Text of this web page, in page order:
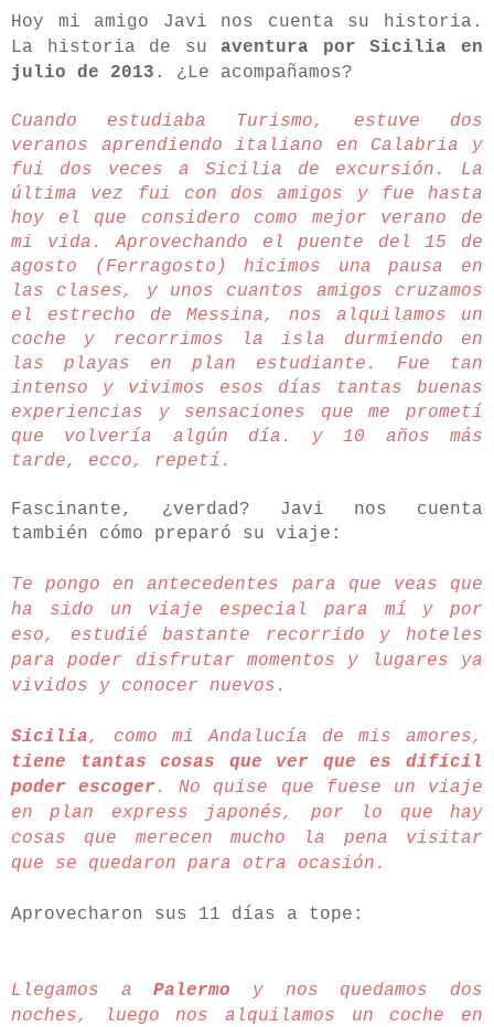
Hoy mi amigo Javi nos cuenta su historia.
La historia de su aventura por Sicilia en
julio de 2013 . ¿Le acompañamos?
Cuando estudiaba Turismo, estuve dos
veranos aprendiendo italiano en Calabria y
fui dos veces a Sicilia de excursión. La
última vez fui con dos amigos y fue hasta
hoy el que considero como mejor verano de
mi vida. Aprovechando el puente del 15 de
agosto (Ferragosto) hicimos una pausa en
las clases, y unos cuantos amigos cruzamos
el estrecho de Messina, nos alquilamos un
coche y recorrimos la isla durmiendo en
las playas en plan estudiante. Fue tan
intenso y vivimos esos días tantas buenas
experiencias y sensaciones que me prometí
que volvería algún día. y 10 años más
tarde, ecco, repetí.
Fascinante, ¿verdad? Javi nos cuenta
también cómo preparó su viaje:
Te pongo en antecedentes para que veas que
ha sido un viaje especial para mí y por
eso, estudié bastante recorrido y hoteles
para poder disfrutar momentos y lugares ya
vividos y conocer nuevos.
Sicilia, como mi Andalucía de mis amores,
tiene tantas cosas que ver que es difícil
poder escoger. No quise que fuese un viaje
en plan express japonés, por lo que hay
cosas que merecen mucho la pena visitar
que se quedaron para otra ocasión.
Aprovecharon sus 11 días a tope:
Llegamos aPalermo y nos quedamos dos
noches, luego nos alquilamos un coche en